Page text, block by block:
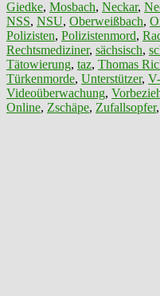
Giedke, Mosbach, Neckar,
NSS, NSU, Oberweißbach,
Polizisten, Polizistenmord,
Rechtsmediziner, sächsisch,
Tätowierung, taz, Thomas
Türkenmorde, Unterstützer,
Videoüberwachung,
Online, Zschäpe, Zufallsopfer,